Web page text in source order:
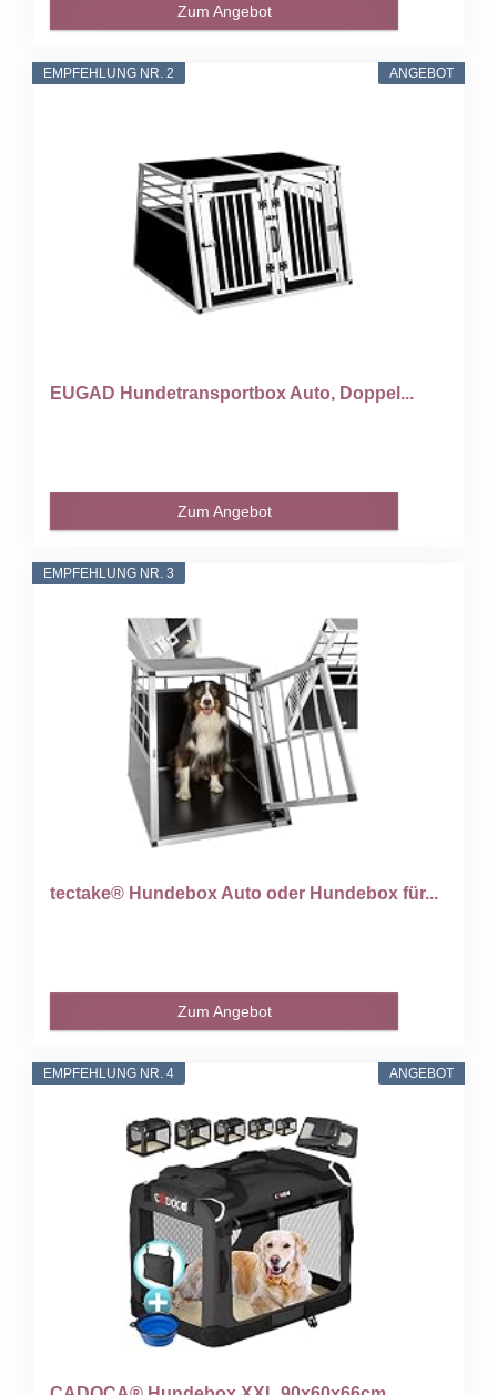
Zum Angebot
ANGEBOT
EMPFEHLUNG NR. 2
EUGAD Hundetransportbox Auto, Doppel...
Zum Angebot
EMPFEHLUNG NR. 3
tectake® Hundebox Auto oder Hundebox für...
Zum Angebot
ANGEBOT
EMPFEHLUNG NR. 4